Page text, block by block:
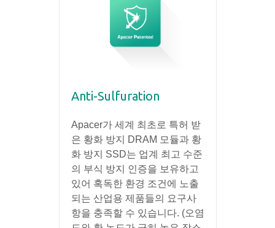
Anti-Sulfuration
Apacer가 세계 최초로 특허 받
은 황화 방지 DRAM 모듈과 황
화 방지 SSD는 업계 최고 수준
의 부식 방지 인증을 보유하고
있어 혹독한 환경 조건에 노출
되는 산업용 제품들의 요구사
항을 충족할 수 있습니다. (오염